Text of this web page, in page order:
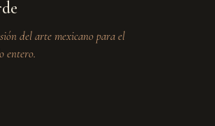
del arte mexicano para el
entero.